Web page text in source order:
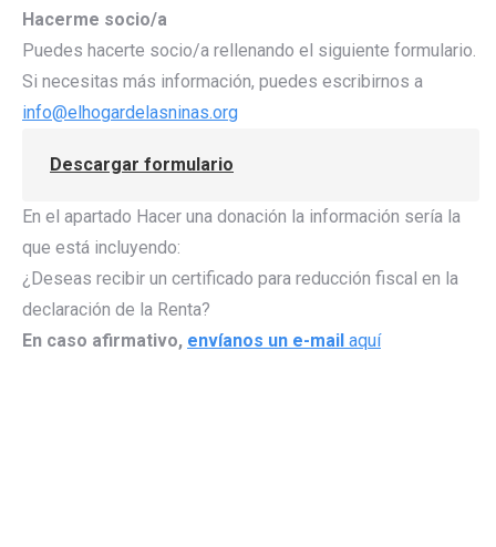
Hacerme socio/a
Puedes hacerte socio/a rellenando el siguiente formulario.
Si necesitas más información, puedes escribirnos a
info@elhogardelasninas.org
Descargar formulario
En el apartado Hacer una donación la información sería la
que está incluyendo:
¿Deseas recibir un certificado para reducción fiscal en la
declaración de la Renta?
En caso afirmativo, envíanos un e-mail aquí